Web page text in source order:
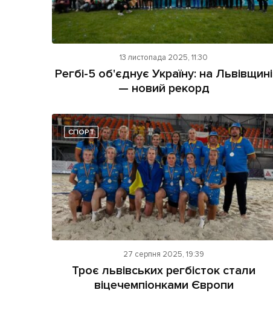
13 листопада 2025, 11:30
Регбі-5 об'єднує Україну: на Львівщині
— новий рекорд
СПОРТ
27 серпня 2025, 19:39
Троє львівських регбісток стали
віцечемпіонками Європи